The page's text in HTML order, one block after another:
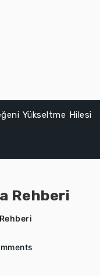
Yükseltme Hilesi
Rehberi